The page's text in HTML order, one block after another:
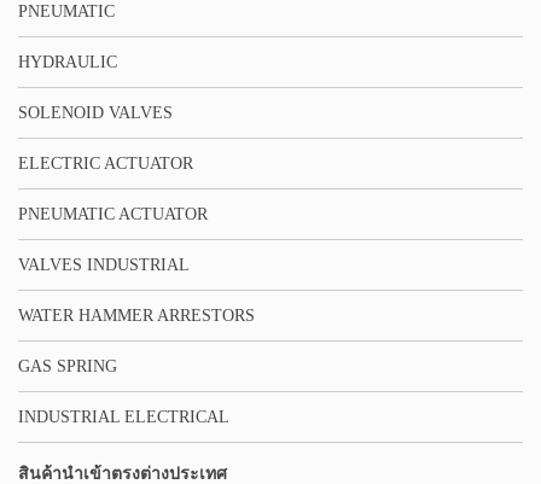
PNEUMATIC
HYDRAULIC
SOLENOID VALVES
ELECTRIC ACTUATOR
PNEUMATIC ACTUATOR
VALVES INDUSTRIAL
WATER HAMMER ARRESTORS
GAS SPRING
INDUSTRIAL ELECTRICAL
สินค้านำเข้าตรงต่างประเทศ